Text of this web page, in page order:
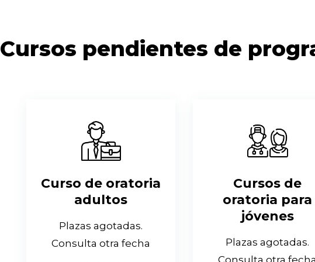
Cursos pendientes de
Curso de oratoria
adultos
Plazas agotadas.
Consulta otra fecha
Cursos de
oratoria para
jóvenes
Plazas agotadas.
Consulta otra fecha